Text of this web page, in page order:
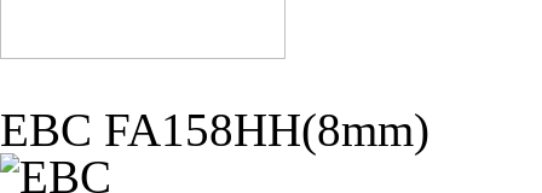
EBC FA158HH(8mm)